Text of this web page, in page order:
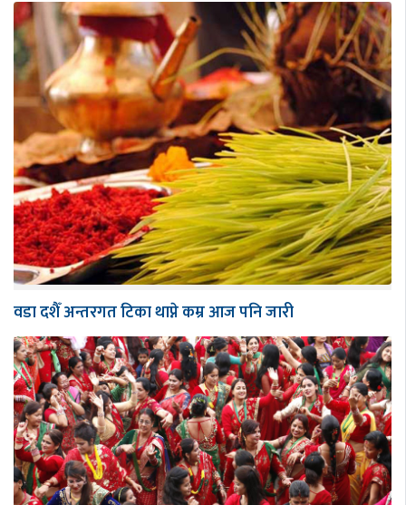
वडा दशैँ अन्तरगत टिका थाप्ने कम्र आज पनि जारी